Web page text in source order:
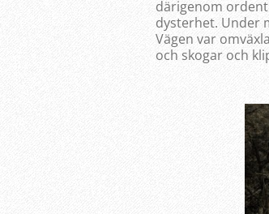
därigenom
dysterhet. Under
Vägen var
och skogar och